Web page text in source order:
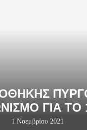
ΓΙΑ ΤΟ
1 Νοεμβρίου 2021